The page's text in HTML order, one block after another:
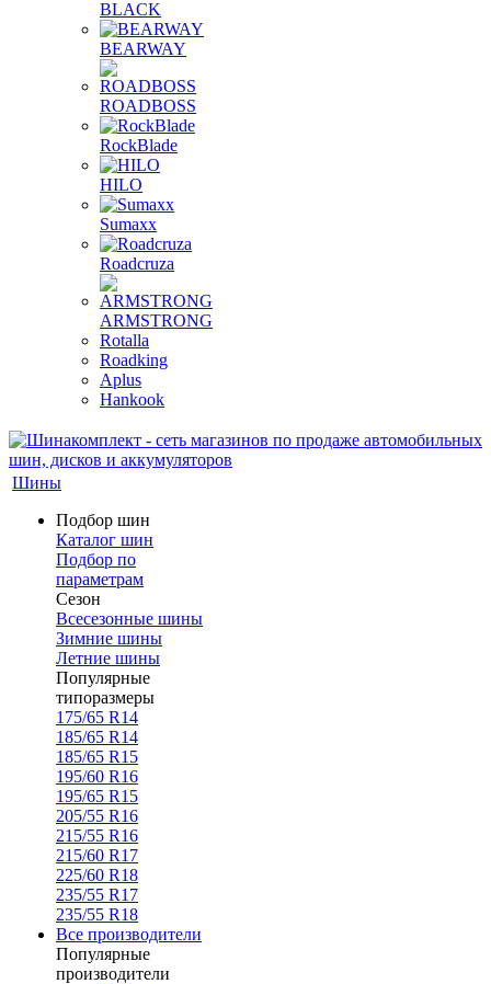
BLACK
BEARWAY
ROADBOSS
RockBlade
HILO
Sumaxx
Roadcruza
ARMSTRONG
Rotalla
Roadking
Aplus
Hankook
Шины
Подбор шин
Каталог шин
Подбор по
параметрам
Сезон
Всесезонные шины
Зимние шины
Летние шины
Популярные
типоразмеры
175/65 R14
185/65 R14
185/65 R15
195/60 R16
195/65 R15
205/55 R16
215/55 R16
215/60 R17
225/60 R18
235/55 R17
235/55 R18
Все производители
Популярные
производители